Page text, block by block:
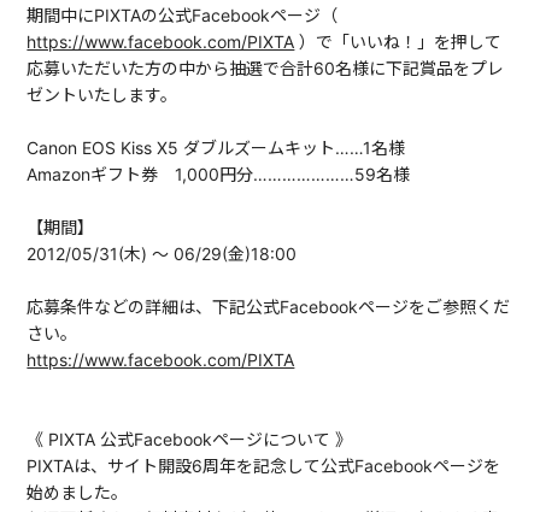
期間中にPIXTAの公式Facebookページ（
https://www.facebook.com/PIXTA ）で「いいね！」を押して
応募いただいた方の中から抽選で合計60名様に下記賞品をプレ
ゼントいたします。
Canon EOS Kiss X5 ダブルズームキット……1名様
Amazonギフト券 1,000円分…………………59名様
【期間】
2012/05/31(木) ～ 06/29(金)18:00
応募条件などの詳細は、下記公式Facebookページをご参照くだ
さい。
https://www.facebook.com/PIXTA
《 PIXTA 公式Facebookページについて 》
PIXTAは、サイト開設6周年を記念して公式Facebookページを
始めました。